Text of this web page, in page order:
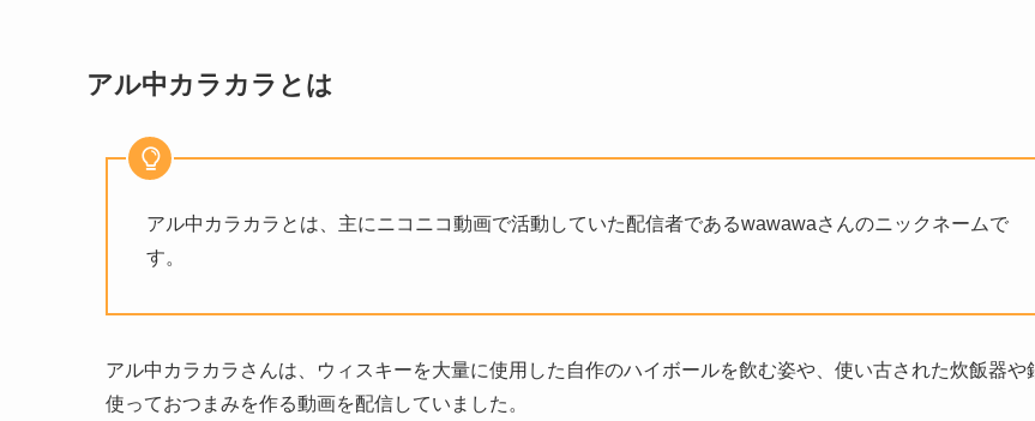
アル中カラカラとは
アル中カラカラとは、主にニコニコ動画で活動していた配信者であるwawawaさんのニックネームで
す。
アル中カラカラさんは、ウィスキーを大量に使用した自作のハイボールを飲む姿や、使い古された炊飯器や
使っておつまみを作る動画を配信していました。